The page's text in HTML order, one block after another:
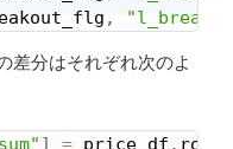
,
差分はそれぞれ次のよ
] = price_df .